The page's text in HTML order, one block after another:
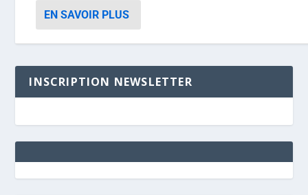
EN SAVOIR PLUS
INSCRIPTION NEWSLETTER